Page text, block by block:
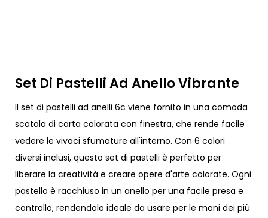
Set Di Pastelli Ad Anello Vibrante
Il set di pastelli ad anelli 6c viene fornito in una comoda
scatola di carta colorata con finestra, che rende facile
vedere le vivaci sfumature all'interno. Con 6 colori
diversi inclusi, questo set di pastelli è perfetto per
liberare la creatività e creare opere d'arte colorate. Ogni
pastello è racchiuso in un anello per una facile presa e
controllo, rendendolo ideale da usare per le mani dei più